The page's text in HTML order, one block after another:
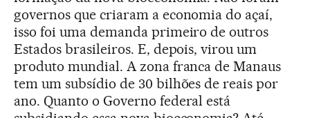
governos que criaram a economia do açaí,
isso foi uma demanda primeiro de outros
Estados brasileiros. E, depois, virou um
produto mundial. A zona franca de Manaus
tem um subsídio de 30 bilhões de reais por
ano. Quanto o Governo federal está